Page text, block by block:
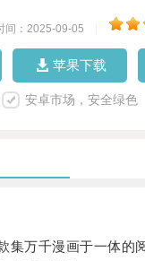
间：2025-09-05
苹果下载
安卓市场，安全绿色
万千漫画于一体的